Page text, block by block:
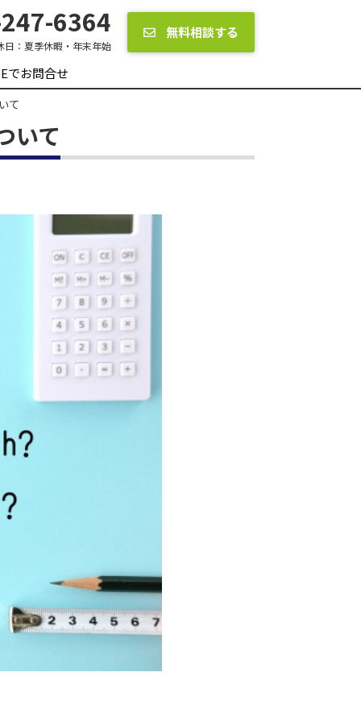
6364
日： 夏季休暇・年末年始
無料相談する
でお問合せ
て
いて